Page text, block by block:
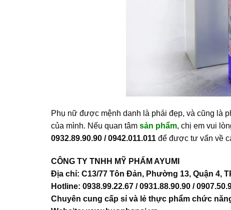
Phụ nữ được mệnh danh là phái đẹp, và cũng là
của mình. Nếu quan tâm sản phẩm, chị em vui
0932.89.90.90 / 0942.011.011 để được tư vấn về
CÔNG TY TNHH MỸ PHẨM AYUMI
Địa chỉ: C13/77 Tôn Đản, Phường 13, Quận 4,
Hotline: 0938.99.22.67 / 0931.88.90.90 /
Chuyên cung cấp sỉ và lẻ thực phẩm chức